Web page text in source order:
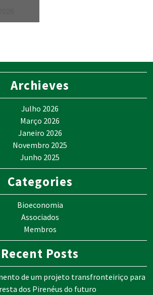
Archieves
Julho 2026
Março 2026
Janeiro 2026
Novembro 2025
Junho 2025
Categories
Bioeconomia
Associados
Membros
Recent Posts
de um projeto transfronteiriço para
dos Pirenéus do futuro